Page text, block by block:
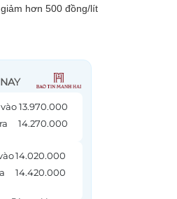
giảm hơn 500 đồng/lít